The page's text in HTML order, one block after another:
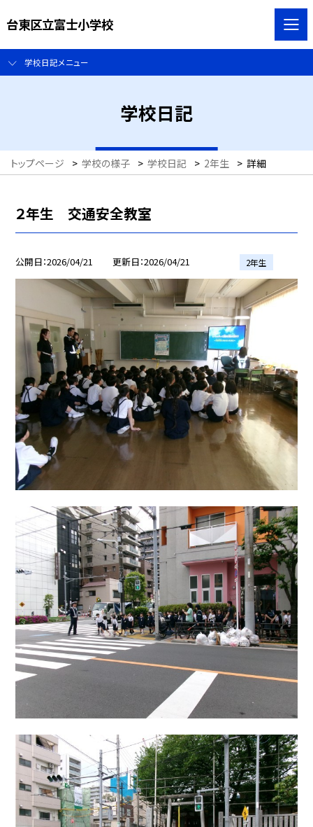
台東区立富士小学校
学校日記メニュー
学校日記
トップページ > 学校の様子 > 学校日記 > 2年生 > 詳細
２年生 交通安全教室
公開日 2026/04/21 更新日 2026/04/21 2年生